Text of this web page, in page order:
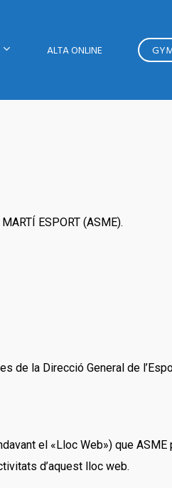
ALTA ONLINE
ESPORT (ASME).
la Direcció General de
el «Lloc Web») que
d’aquest lloc web.